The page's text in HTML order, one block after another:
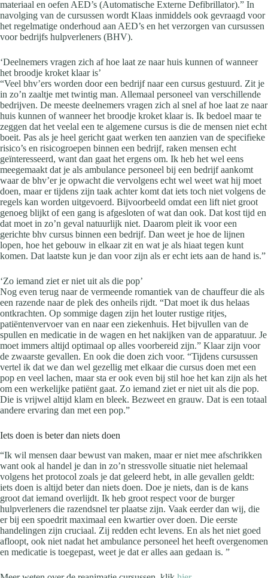
materiaal en oefen AED’s (Automatische Externe Defibrillator).” In
navolging van de cursussen wordt Klaas inmiddels ook gevraagd voor
het regelmatige onderhoud aan AED’s en het verzorgen van cursussen
voor bedrijfs hulpverleners (BHV).
‘Deelnemers vragen zich af hoe laat ze naar huis kunnen of wanneer
het broodje kroket klaar is’
“Veel bhv’ers worden door een bedrijf naar een cursus gestuurd. Zit je
in zo’n zaaltje met twintig man. Allemaal personeel van verschillende
bedrijven. De meeste deelnemers vragen zich al snel af hoe laat ze naar
huis kunnen of wanneer het broodje kroket klaar is. Ik bedoel maar te
zeggen dat het veelal een te algemene cursus is die de mensen niet echt
boeit. Pas als je heel gericht gaat werken ten aanzien van de specifieke
risico’s en risicogroepen binnen een bedrijf, raken mensen echt
geïnteresseerd, want dan gaat het ergens om. Ik heb het wel eens
meegemaakt dat je als ambulance personeel bij een bedrijf aankomt
waar de bhv’er je opwacht die vervolgens echt wel weet wat hij moet
doen, maar er tijdens zijn taak achter komt dat iets toch niet volgens de
regels kan worden uitgevoerd. Bijvoorbeeld omdat een lift niet groot
genoeg blijkt of een gang is afgesloten of wat dan ook. Dat kost tijd en
dat moet in zo’n geval natuurlijk niet. Daarom pleit ik voor een
gerichte bhv cursus binnen een bedrijf. Dan weet je hoe de lijnen
lopen, hoe het gebouw in elkaar zit en wat je als hiaat tegen kunt
komen. Dat laatste kun je dan voor zijn als er echt iets aan de hand is.”
‘Zo iemand ziet er niet uit als die pop’
Nog even terug naar de vermeende romantiek van de chauffeur die als
een razende naar de plek des onheils rijdt. “Dat moet ik dus helaas
ontkrachten. Op sommige dagen zijn het louter rustige ritjes,
patiëntenvervoer van en naar een ziekenhuis. Het bijvullen van de
spullen en medicatie in de wagen en het nakijken van de apparatuur. Je
moet immers altijd optimaal op alles voorbereid zijn.” Klaar zijn voor
de zwaarste gevallen. En ook die doen zich voor. “Tijdens cursussen
vertel ik dat we dan wel gezellig met elkaar die cursus doen met een
pop en veel lachen, maar sta er ook even bij stil hoe het kan zijn als het
om een werkelijke patiënt gaat. Zo iemand ziet er niet uit als die pop.
Die is vrijwel altijd klam en bleek. Bezweet en grauw. Dat is een totaal
andere ervaring dan met een pop.”
Iets doen is beter dan niets doen
“Ik wil mensen daar bewust van maken, maar er niet mee afschrikken
want ook al handel je dan in zo’n stressvolle situatie niet helemaal
volgens het protocol zoals je dat geleerd hebt, in alle gevallen geldt:
iets doen is altijd beter dan niets doen. Doe je niets, dan is de kans
groot dat iemand overlijdt. Ik heb groot respect voor de burger
hulpverleners die razendsnel ter plaatse zijn. Vaak eerder dan wij, die
er bij een spoedrit maximaal een kwartier over doen. Die eerste
handelingen zijn cruciaal. Zij redden echt levens. En als het niet goed
afloopt, ook niet nadat het ambulance personeel het heeft overgenomen
en medicatie is toegepast, weet je dat er alles aan gedaan is. ”